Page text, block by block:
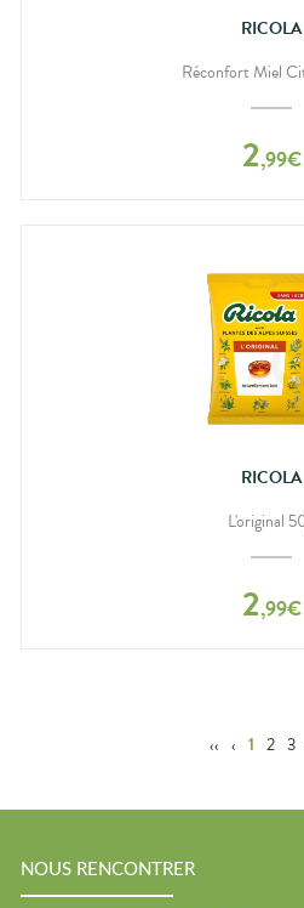
RICOLA
Réconfort Miel
2,99€
RICOLA
L'original
2,99€
‹‹ ‹ 1 2 3
NOUS RENCONTRER